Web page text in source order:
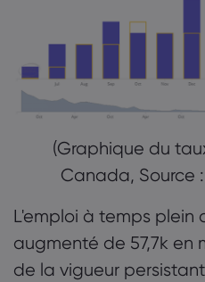
(Graphique du
Canada, Source
L'emploi à temps plein
augmenté de 57,7k en
de la vigueur